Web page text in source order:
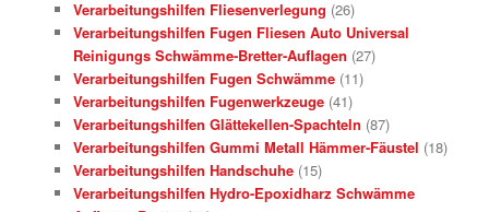
Verarbeitungshilfen Fliesenverlegung (26)
Verarbeitungshilfen Fugen Fliesen Auto Universal
Reinigungs Schwämme-Bretter-Auflagen (27)
Verarbeitungshilfen Fugen Schwämme (11)
Verarbeitungshilfen Fugenwerkzeuge (41)
Verarbeitungshilfen Glättekellen-Spachteln (87)
Verarbeitungshilfen Gummi Metall Hämmer-Fäustel (18)
Verarbeitungshilfen Handschuhe (15)
Verarbeitungshilfen Hydro-Epoxidharz Schwämme